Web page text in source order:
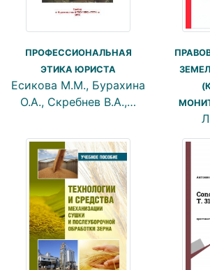
ПРОФЕССИОНАЛЬНАЯ
ЭТИКА ЮРИСТА
Есикова М.М., Бурахина
О.А., Скребнев В.А.,…